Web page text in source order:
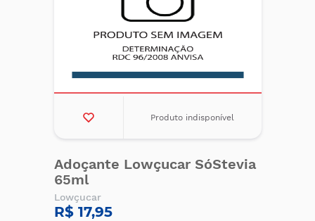
Produto indisponível
Adoçante Lowçucar SóStevia
65ml
Lowçucar
R$ 17,95